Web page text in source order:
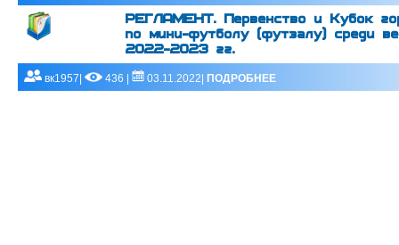
РЕГЛАМЕНТ. Первенство и Кубок
по мини-футболу (футзалу) среди
2022-2023 гг.
вк1957| 436 | 03.11.2022| ПОДРОБНЕЕ